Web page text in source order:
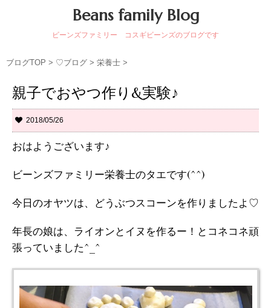
Beans family Blog
ビーンズファミリー コスギビーンズのブログです
ブログTOP > ♡ブログ > 栄養士 >
親子でおやつ作り&実験♪
2018/05/26
おはようございます♪
ビーンズファミリー栄養士のタエです(^^)
今日のオヤツは、どうぶつスコーンを作りましたよ♡
年長の娘は、ライオンとイヌを作るー！とコネコネ頑
張っていました^_^